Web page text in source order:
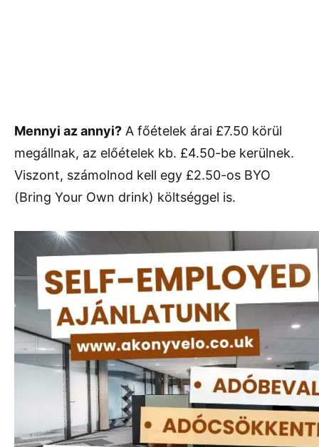
Mennyi az annyi? A főételek árai £7.50 körül
megállnak, az előételek kb. £4.50-be kerülnek.
Viszont, számolnod kell egy £2.50-os BYO
(Bring Your Own drink) költséggel is.